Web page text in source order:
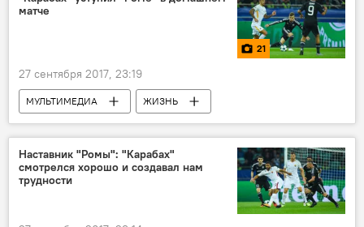
матче
21
27 сентября 2017, 23:19
МУЛЬТИМЕДИА
ЖИЗНЬ
Азербайджан
Спорт
Фото
Наставник "Ромы": "Карабах"
смотрелся хорошо и создавал нам
трудности